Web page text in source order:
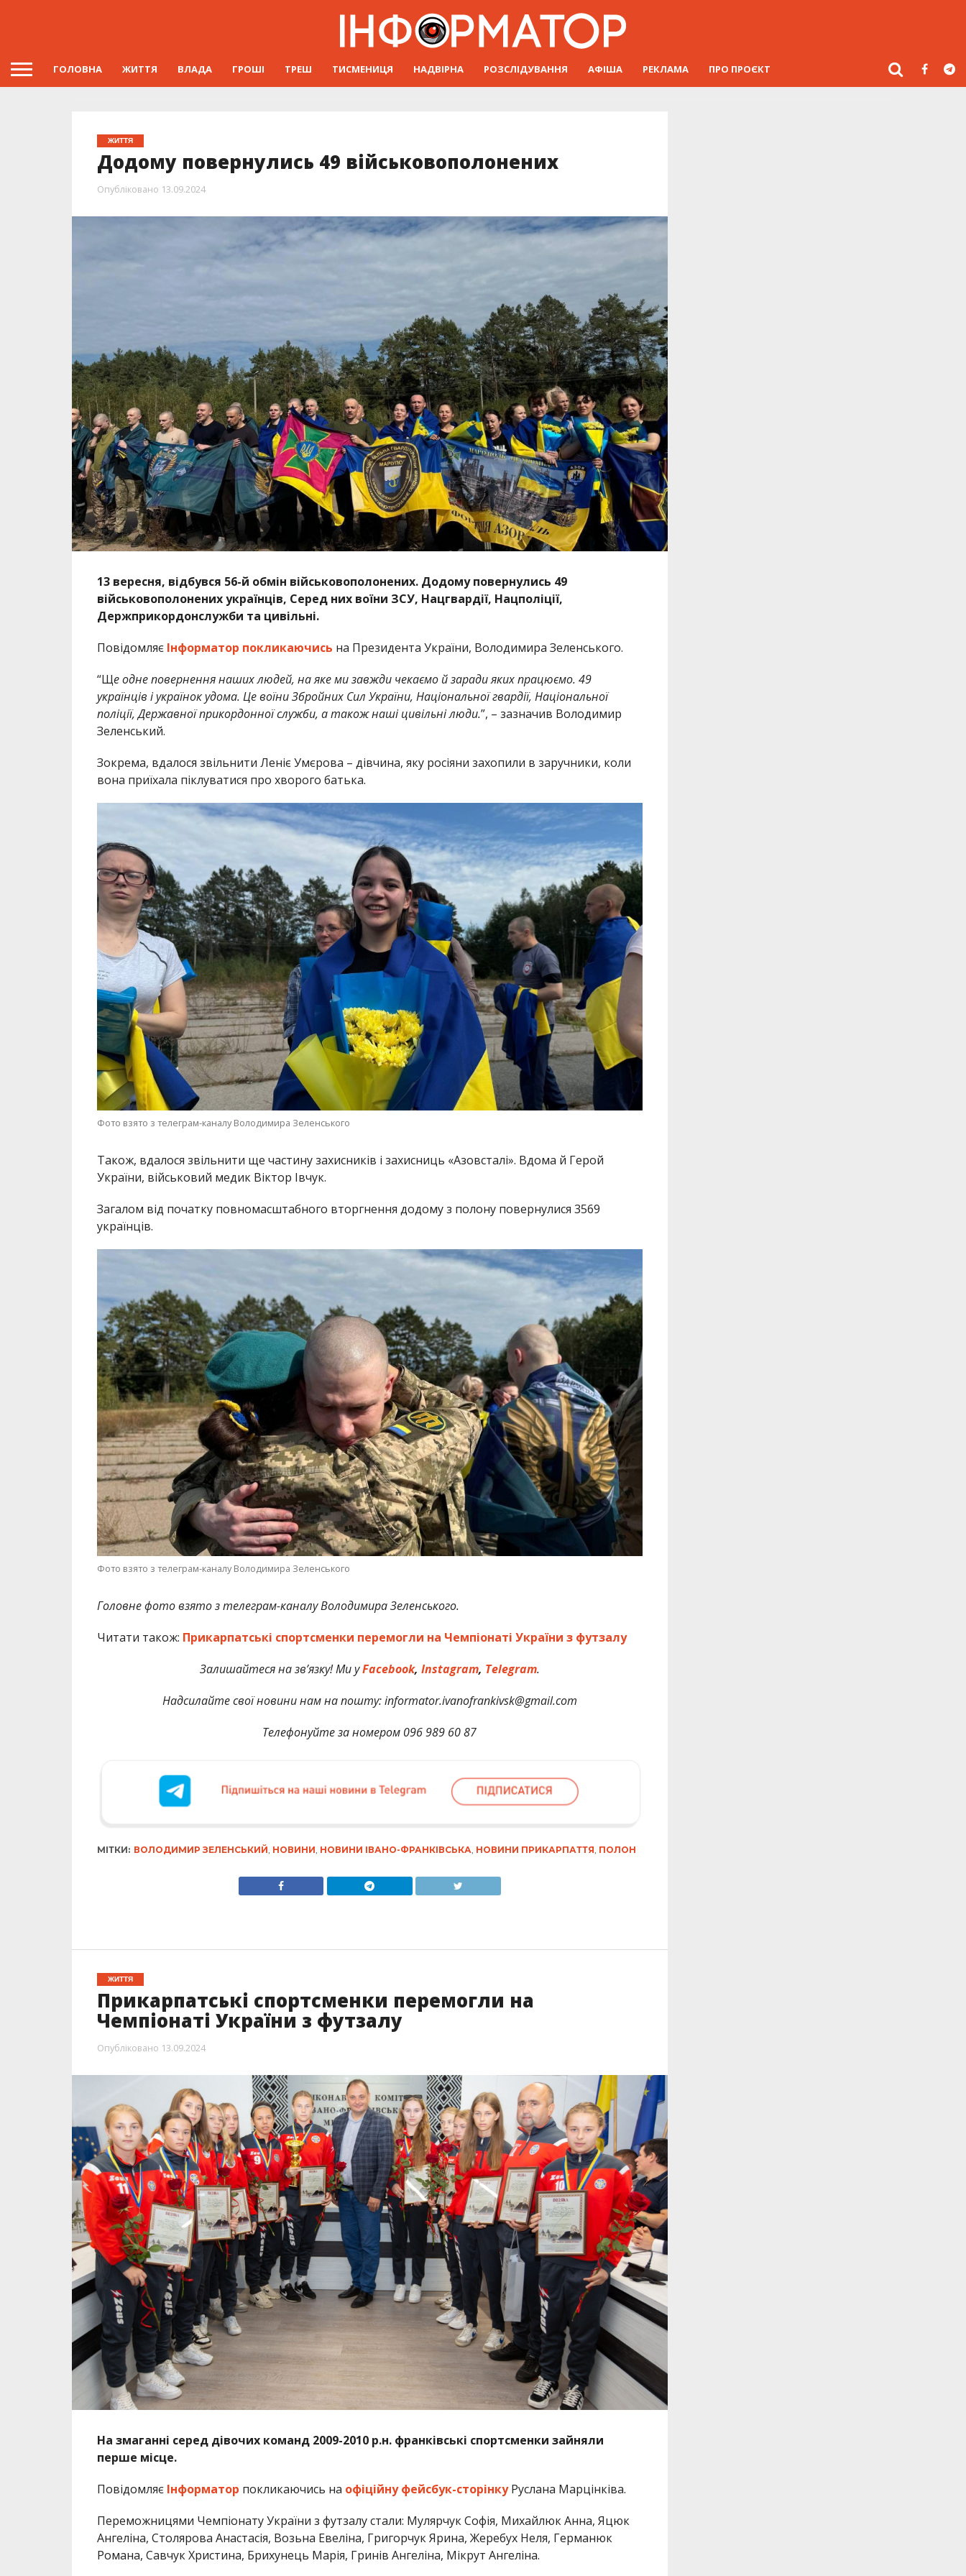
ГОЛОВНА ЖИТТЯ ВЛАДА ГРОШІ ТРЕШ ТИСМЕНИЦЯ НАДВІРНА РОЗСЛІДУВАННЯ АФІША РЕКЛАМА ПРО ПРОЄКТ
ЖИТТЯ
Додому повернулись 49 військовополонених
Опубліковано 13.09.2024
13 вересня, відбувся 56-й обмін військовополонених. Додому повернулись 49
військовополонених українців, Серед них воїни ЗСУ, Нацгвардії, Нацполіції,
Держприкордонслужби та цивільні.
ПовідомляєІнформатор покликаючись на Президента України, Володимира Зеленського.
“Ще одне повернення наших людей, на яке ми завжди чекаємо й заради яких працюємо. 49
українців і українок удома. Це воїни Збройних Сил України, Національної гвардії, Національної
поліції, Державної прикордонної служби, а також наші цивільні люди.”, – зазначив Володимир
Зеленський.
Зокрема, вдалося звільнити Леніє Умєрова – дівчина, яку росіяни захопили в заручники, коли
вона приїхала піклуватися про хворого батька.
Фото взято з телеграм-каналу Володимира Зеленського
Також, вдалося звільнити ще частину захисників і захисниць «Азовсталі». Вдома й Герой
України, військовий медик Віктор Івчук.
Загалом від початку повномасштабного вторгнення додому з полону повернулися 3569
українців.
Фото взято з телеграм-каналу Володимира Зеленського
Головне фото взято з телеграм-каналу Володимира Зеленського.
Читати також: Прикарпатські спортсменки перемогли на Чемпіонаті України з футзалу
Залишайтеся на зв’язку! Ми уFacebook, Instagram, Telegram.
Надсилайте свої новини нам на пошту: informator.ivanofrankivsk@gmail.com
Телефонуйте за номером 096 989 60 87
МІТКИ: ВОЛОДИМИР ЗЕЛЕНСЬКИЙ НОВИНИ НОВИНИ ІВАНО-ФРАНКІВСЬКА НОВИНИ ПРИКАРПАТТЯ ПОЛОН
ЖИТТЯ
Прикарпатські спортсменки перемогли на
Чемпіонаті України з футзалу
Опубліковано 13.09.2024
На змаганні серед дівочих команд 2009-2010 р.н. франківські спортсменки зайняли
перше місце.
Повідомляє Інформатор покликаючись на офіційну фейсбук-сторінкуРуслана Марцінківа.
Переможницями Чемпіонату України з футзалу стали: Мулярчук Софія, Михайлюк Анна, Яцюк
Ангеліна, Столярова Анастасія, Возьна Евеліна, Григорчук Ярина, Жеребух Неля, Германюк
Романа, Савчук Христина, Брихунець Марія, Гринів Ангеліна, Мікрут Ангеліна.